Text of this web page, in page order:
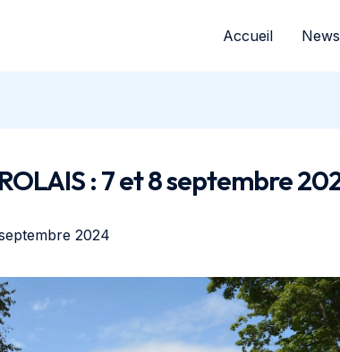
Accueil News
: 7 et 8 septembre
2024